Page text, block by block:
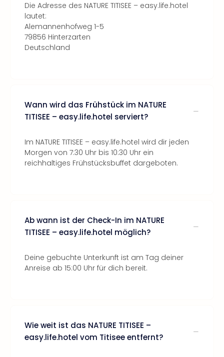
Die Adresse des NATURE TITISEE – easy.life.hotel
lautet:
Alemannenhofweg 1-5
79856 Hinterzarten
Deutschland
Wann wird das Frühstück im NATURE
TITISEE – easy.life.hotel serviert?
Im NATURE TITISEE – easy.life.hotel wird dir jeden
Morgen von 7:30 Uhr bis 10:30 Uhr ein
reichhaltiges Frühstücksbuffet dargeboten.
Ab wann ist der Check-In im NATURE
TITISEE – easy.life.hotel möglich?
Deine gebuchte Unterkunft ist am Tag deiner
Anreise ab 15:00 Uhr für dich bereit.
Wie weit ist das NATURE TITISEE –
easy.life.hotel vom Titisee entfernt?